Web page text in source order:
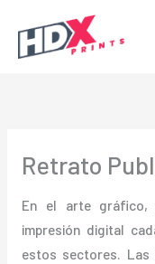
contenido
Retrato
En el arte gráfico,
impresión digital
estos sectores.